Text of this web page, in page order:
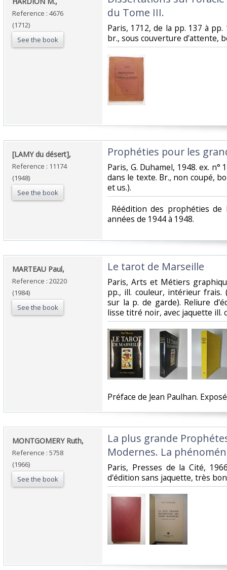
Reference : 4676
(1712)
See the book
du Tome III.‎
‎Paris, 1712, de la pp. 137 à
br., sous couverture d'attente,
‎[LAMY du désert],‎
Reference : 11174
(1948)
See the book
‎Prophéties pour les
‎Paris, G. Duhamel, 1948. ex. n°
dans le texte. Br., non coupé,
et us.).‎
Réédition des prophéties
années de 1944 à 1948.‎
‎MARTEAU Paul,‎
Reference : 20220
(1984)
See the book
‎Le tarot de Marseille‎
‎Paris, Arts et Métiers
pp., ill. couleur, intérieur
sur la p. de garde). Reliure
lisse titré noir, avec jaquette ill.
‎Préface de Jean Paulhan.
‎MONTGOMERY Ruth,‎
Reference : 5758
(1966)
See the book
‎La plus grande
Modernes. La
‎Paris, Presses de la Cité,
d'édition sans jaquette, très